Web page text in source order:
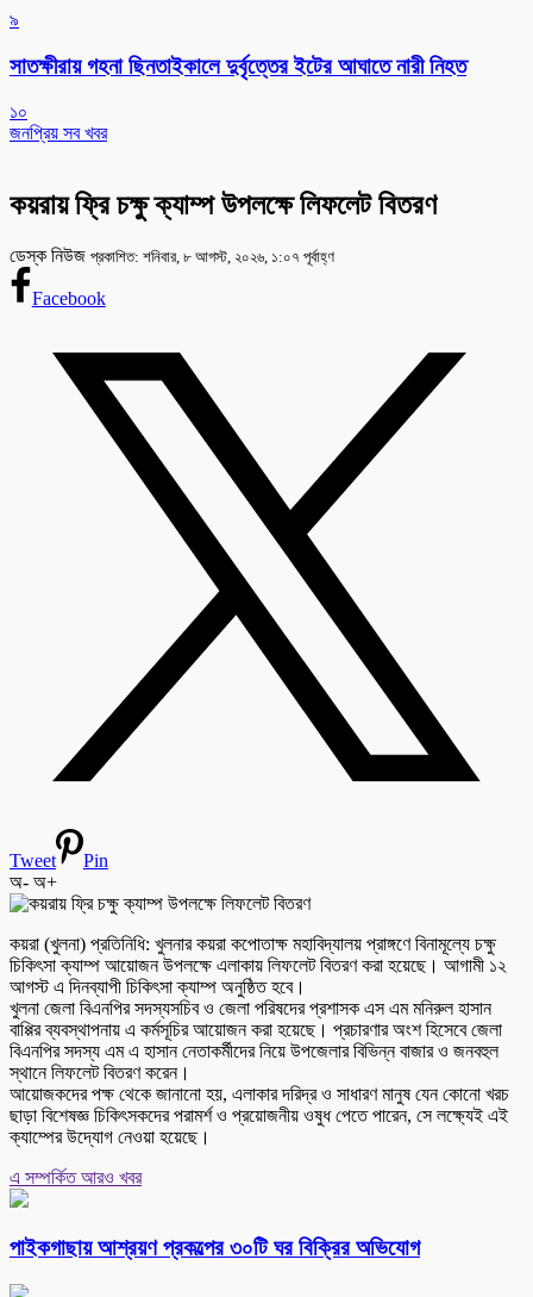
৯
সাতক্ষীরায় গহনা ছিনতাইকালে দুর্বৃত্তের ইটের আঘাতে নারী নিহত
১০
জনপ্রিয় সব খবর
কয়রায় ফ্রি চক্ষু ক্যাম্প উপলক্ষে লিফলেট বিতরণ
ডেস্ক নিউজ প্রকাশিত: শনিবার, ৮ আগস্ট, ২০২৬, ১:০৭ পূর্বাহ্ণ
Facebook
Tweet
Pin
অ- অ+
কয়রা (খুলনা) প্রতিনিধি: খুলনার কয়রা কপোতাক্ষ মহাবিদ্যালয় প্রাঙ্গণে বিনামূল্যে চক্ষু
চিকিৎসা ক্যাম্প আয়োজন উপলক্ষে এলাকায় লিফলেট বিতরণ করা হয়েছে। আগামী ১২
আগস্ট এ দিনব্যাপী চিকিৎসা ক্যাম্প অনুষ্ঠিত হবে।
খুলনা জেলা বিএনপির সদস্যসচিব ও জেলা পরিষদের প্রশাসক এস এম মনিরুল হাসান
বাপ্পির ব্যবস্থাপনায় এ কর্মসূচির আয়োজন করা হয়েছে। প্রচারণার অংশ হিসেবে জেলা
বিএনপির সদস্য এম এ হাসান নেতাকর্মীদের নিয়ে উপজেলার বিভিন্ন বাজার ও জনবহুল
স্থানে লিফলেট বিতরণ করেন।
আয়োজকদের পক্ষ থেকে জানানো হয়, এলাকার দরিদ্র ও সাধারণ মানুষ যেন কোনো খরচ
ছাড়া বিশেষজ্ঞ চিকিৎসকদের পরামর্শ ও প্রয়োজনীয় ওষুধ পেতে পারেন, সে লক্ষ্যেই এই
ক্যাম্পের উদ্যোগ নেওয়া হয়েছে।
এ সম্পর্কিত আরও খবর
পাইকগাছায় আশ্রয়ণ প্রকল্পের ৩০টি ঘর বিক্রির অভিযোগ